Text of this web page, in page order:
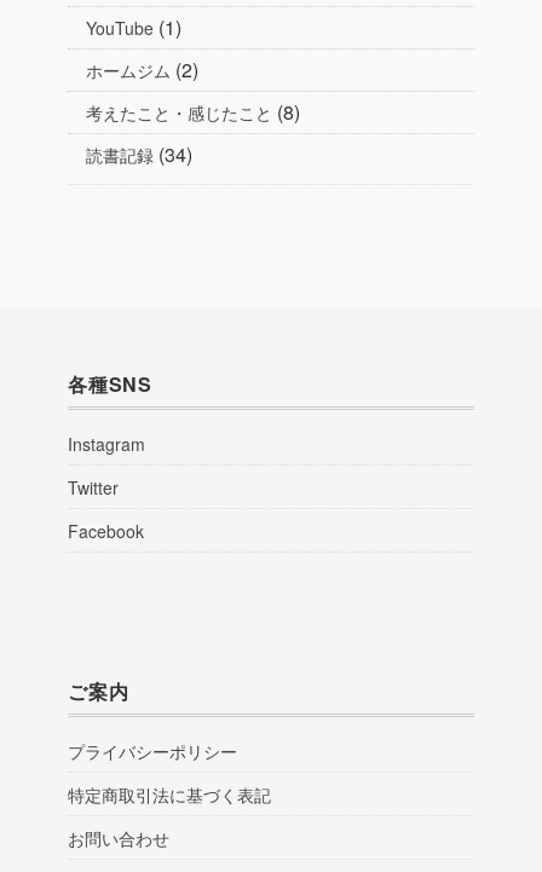
YouTube (1)
ホームジム (2)
考えたこと・感じたこと (8)
読書記録 (34)
各種SNS
Instagram
Twitter
Facebook
ご案内
プライバシーポリシー
特定商取引法に基づく表記
お問い合わせ